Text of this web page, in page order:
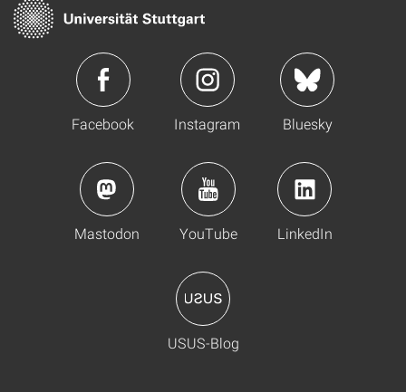
Facebook Instagram Bluesky
Mastodon YouTube LinkedIn
USUS-Blog